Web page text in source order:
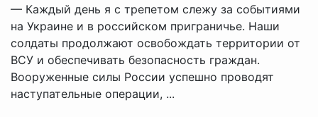
— Каждый день я с трепетом слежу за событиями
на Украине и в российском приграничье. Наши
солдаты продолжают освобождать территории от
ВСУ и обеспечивать безопасность граждан.
Вооруженные силы России успешно проводят
наступательные операции, ...